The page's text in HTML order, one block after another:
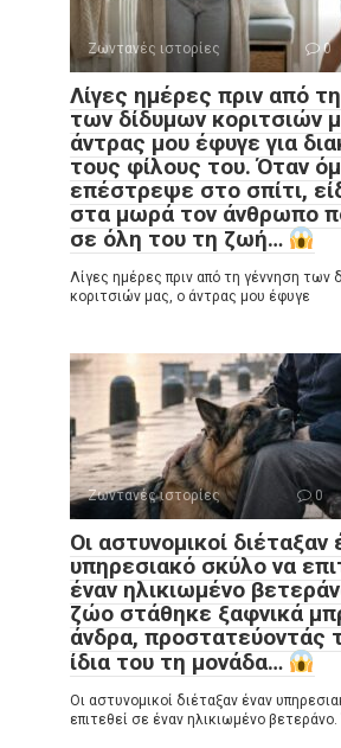
Ζωντανές ιστορίες 0
Λίγες ημέρες πριν από
των δίδυμων κοριτσιών
άντρας μου έφυγε για
τους φίλους του. Όταν
επέστρεψε στο σπίτι,
στα μωρά τον άνθρωπο
σε όλη του τη ζωή…
Λίγες ημέρες πριν από τη γέννηση των
κοριτσιών μας, ο άντρας μου έφυγε
Ζωντανές ιστορίες 0
Οι αστυνομικοί διέταξαν
υπηρεσιακό σκύλο να
έναν ηλικιωμένο
ζώο στάθηκε ξαφνικά
άνδρα, προστατεύοντάς
ίδια του τη μονάδα…
Οι αστυνομικοί διέταξαν έναν
επιτεθεί σε έναν ηλικιωμένο